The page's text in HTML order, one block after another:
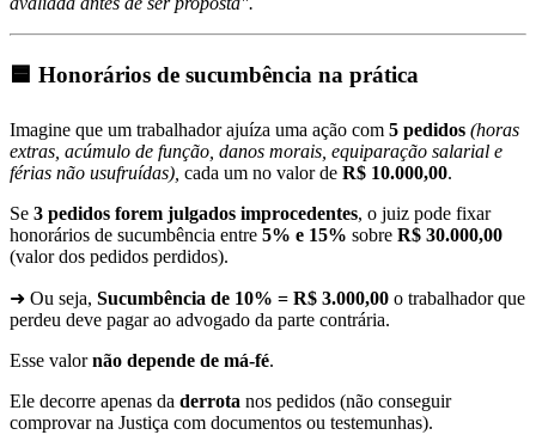
🟦 Honorários de sucumbência na prática
Imagine que um trabalhador ajuíza uma ação com 5 pedidos (horas
extras, acúmulo de função, danos morais, equiparação salarial e
férias não usufruídas) cada um no valor de R$ 10.000,00.
Se 3 pedidos forem julgados improcedentes, o juiz pode fixar
honorários de sucumbência entre 5% e 15% sobre R$ 30.000,00
(valor dos pedidos perdidos).
➜ Ou seja, Sucumbência de 10% = R$ 3.000,00 o trabalhador que
perdeu deve pagar ao advogado da parte contrária.
Esse valornão depende de má-fé.
Ele decorre apenas da derrota nos pedidos (não conseguir
comprovar na Justiça com documentos ou testemunhas).